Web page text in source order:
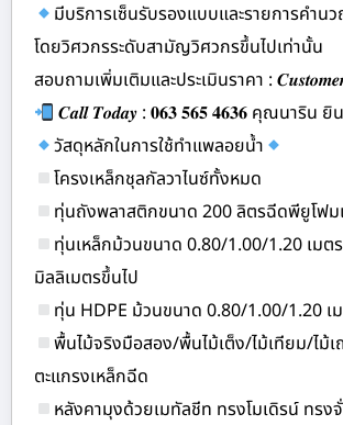
มีบริการเซ็นรับรองแบบและรายการคำน
โดยวิศวกรระดับสามัญวิศวกรขึ้นไปเท่านั้น
สอบถามเพิ่มเติมและประเมินราคา : 𝑪𝒖𝒔𝒕𝒐𝒎𝒆𝒓
𝑪𝒂𝒍𝒍 𝑻𝒐𝒅𝒂𝒚 : 𝟎𝟔𝟑 𝟓𝟔𝟓 𝟒𝟔𝟑𝟔 คุณนาริน ยิ
วัสดุหลักในการใช้ทำแพลอยน้ำ
โครงเหล็กชุลกัลวาไนซ์ทั้งหมด
ทุ่นถังพลาสติกขนาด 200 ลิตรฉีดพียูโฟม
ทุ่นเหล็กม้วนขนาด 0.80/1.00/1.20 เมต
มิลลิเมตรขึ้นไป
ทุ่น HDPE ม้วนขนาด 0.80/1.00/1.20 เ
พื้นไม้จริงมือสอง/พื้นไม้เต็ง/ไม้เทียม/ไม้
ตะแกรงเหล็กฉีด
หลังคามุงด้วยเมทัลชีท ทรงโมเดิรน์ ทรง